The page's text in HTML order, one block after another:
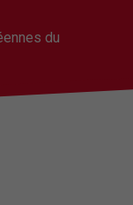
du